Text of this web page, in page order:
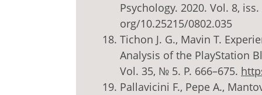
Psychology. 2020. Vol. 8,
org/10.25215/0802.035
Tichon J. G., Mavin T.
Analysis of the PlayStation
Vol. 35, № 5. P. 666–675.
Pallavicini F., Pepe A.,